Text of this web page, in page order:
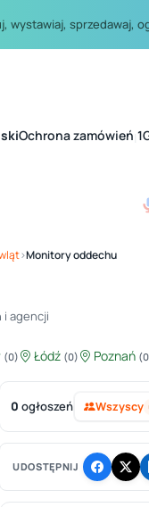
wystawiaj, sprzedawaj,
Ochrona zamówień
›Monitory oddechu
i agencji
(0) Łódź (0) Poznań
0 ogłoszeń Wszyscy
UDOSTĘPNIJ